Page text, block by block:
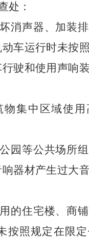
处：
消声器、加装
车运行时未按
驶和使用声响
物集中区域使
园等公共场所
器材产生过大
的住宅楼、商
按照规定在限